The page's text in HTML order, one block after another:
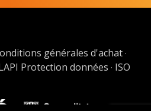
générales d'achat·
Protection données · ISO